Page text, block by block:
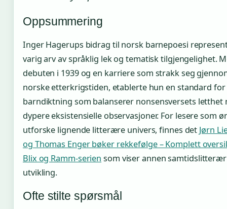
Oppsummering
Inger Hagerups bidrag til norsk barnepoesi
varig arv av språklig lek og tematisk tilgjengelighet.
debuten i 1939 og en karriere som strakk seg
norske etterkrigstiden, etablerte hun en standard for
barndiktning som balanserer nonsensversets letthet
dypere eksistensielle observasjoner. For lesere som
utforske lignende litterære univers, finnes det Jørn
og Thomas Enger bøker rekkefølge – Komplett
Blix og Ramm-serien som viser annen samtidslitterær
utvikling.
Ofte stilte spørsmål